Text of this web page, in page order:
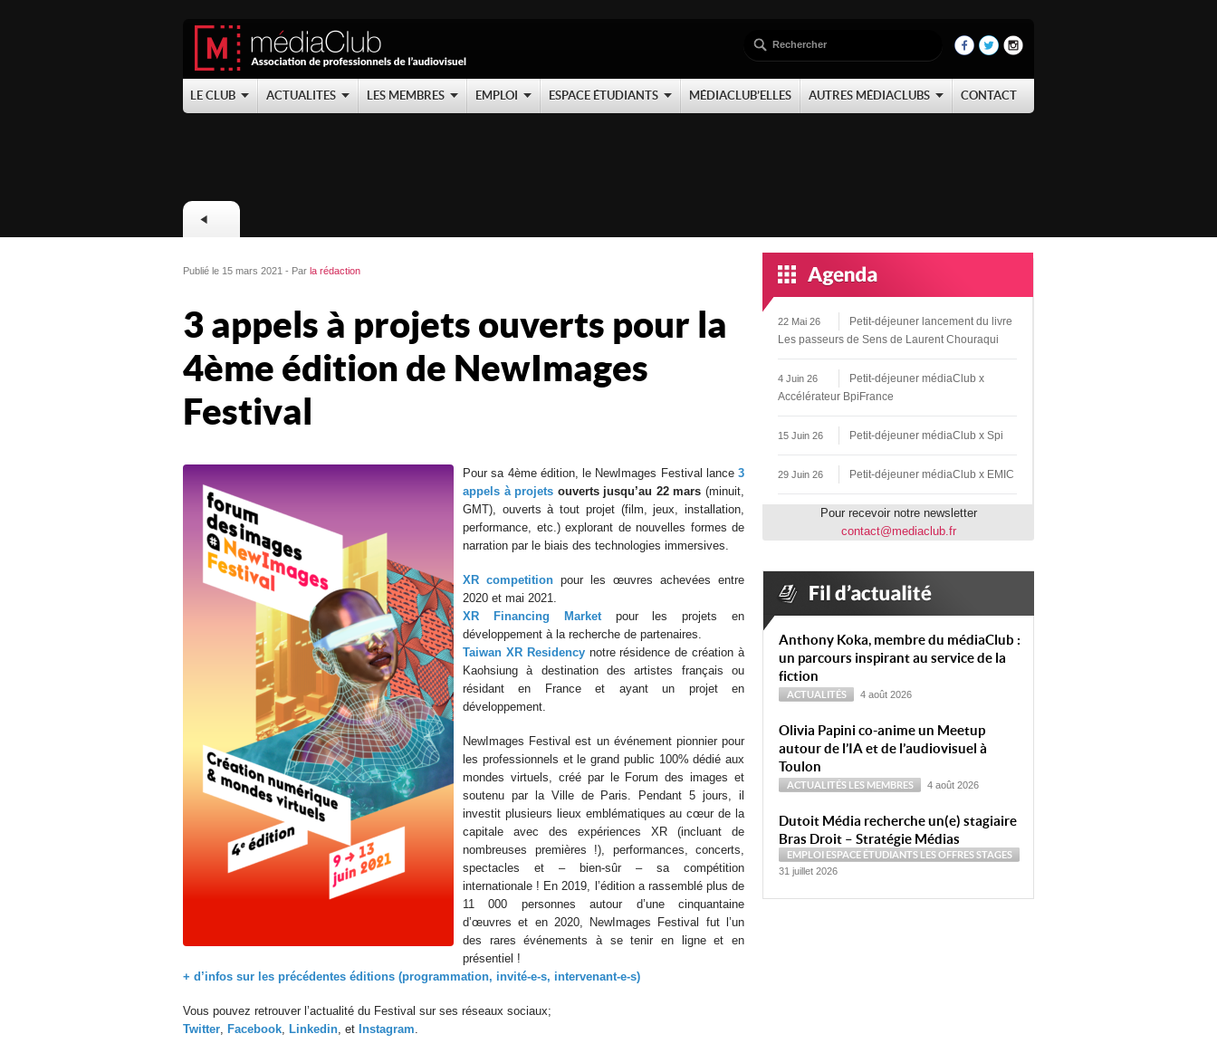
LE CLUB ACTUALITES LES MEMBRES EMPLOI ESPACE ÉTUDIANTS MÉDIACLUB’ELLES AUTRES MÉDIACLUBS CONTACT
Publié le 15 mars 2021 - Par la rédaction
3 appels à projets ouverts pour la
4ème édition de NewImages
Festival
Pour sa 4ème édition, le NewImages Festival lance 3
appels à projets ouverts jusqu’au 22 mars (minuit,
GMT), ouverts à tout projet (film, jeux, installation,
performance, etc.) explorant de nouvelles formes de
narration par le biais des technologies immersives.
XR competition pour les œuvres achevées entre
2020 et mai 2021.
XR Financing Market
pour les projets en
développement à la recherche de partenaires.
Taiwan XR Residencynotre résidence de création à
Kaohsiung à destination des artistes français ou
résidant en France et ayant un projet en
développement.
NewImages Festival est un événement pionnier pour
les professionnels et le grand public 100% dédié aux
mondes virtuels, créé par le Forum des images et
soutenu par la Ville de Paris. Pendant 5 jours, il
investit plusieurs lieux emblématiques au cœur de la
capitale avec des expériences XR (incluant de
nombreuses premières !), performances, concerts,
spectacles et – bien-sûr – sa compétition
internationale ! En 2019, l’édition a rassemblé plus de
11 000 personnes autour d’une cinquantaine
d’œuvres et en 2020, NewImages Festival fut l’un
des rares événements à se tenir en ligne et en
présentiel !
+ d’infos sur les précédentes éditions (programmation, invité-e-s, intervenant-e-s)
Vous pouvez retrouver l’actualité du Festival sur ses réseaux sociaux;
Twitter, Facebook, Linkedin, et Instagram.
22 Mai 26
Petit-déjeuner lancement du livre
Les passeurs de Sens de Laurent Chouraqui
4 Juin 26
Petit-déjeuner médiaClub x
Accélérateur BpiFrance
15 Juin 26 Petit-déjeuner médiaClub x Spi
29 Juin 26 Petit-déjeuner médiaClub x EMIC
Pour recevoir notre newsletter
contact@mediaclub.fr
Anthony Koka, membre du médiaClub :
un parcours inspirant au service de la
fiction
ACTUALITÉS 4 août 2026
Olivia Papini co-anime un Meetup
autour de l’IA et de l’audiovisuel à
Toulon
ACTUALITÉS LES MEMBRES 4 août 2026
Dutoit Média recherche un(e) stagiaire
Bras Droit – Stratégie Médias
EMPLOI ESPACE ÉTUDIANTS LES OFFRESSTAGES
31 juillet 2026